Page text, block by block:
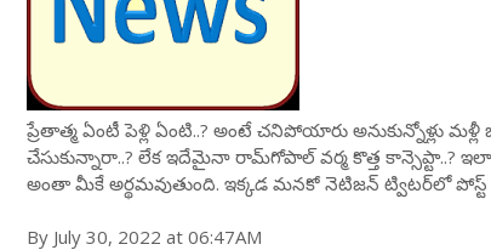
ప్రేతాత్మ ఏంటీ పెళ్లి ఏంటి..? అంటే చనిపోయారు అనుకున్నోళ్లు
చేసుకున్నారా..? లేక ఇదేమైనా రామ్‌గోపాల్ వర్మ కొత్త కాన్సెప్టా..?
అంతా మీకే అర్థమవుతుంది. ఇక్కడ మనకో నెటిజన్ ట్విటర్‌లో
By July 30, 2022 at 06:47AM